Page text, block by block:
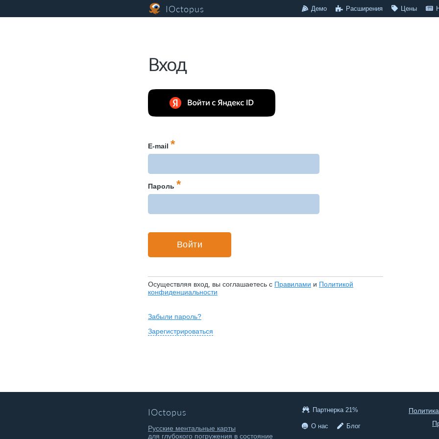
IOctopus Демо Расширения Цены
Вход
E-mail *
Пароль *
Осуществляя вход, вы соглашаетесь с Правилами и Политикой
конфиденциальности
Забыли пароль?
Зарегистрироваться
IOctopus
Русские ментальные карты
для глубокого погружения в состояние
Партнерка 21%
О нас Блог